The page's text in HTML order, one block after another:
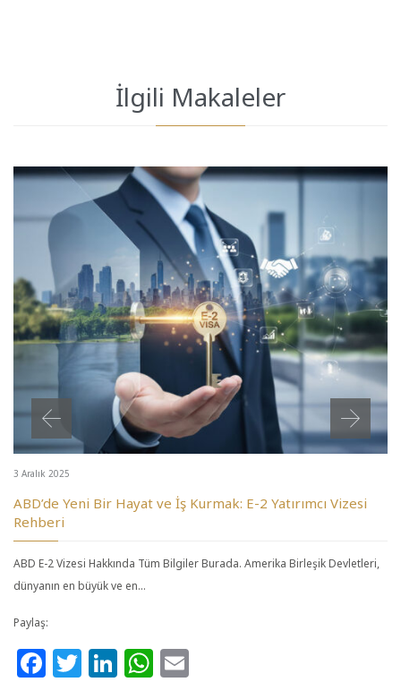
İlgili Makaleler
3 Aralık 2025
ABD’de Yeni Bir Hayat ve İş Kurmak: E-2 Yatırımcı Vizesi
Rehberi
ABD E-2 Vizesi Hakkında Tüm Bilgiler Burada. Amerika Birleşik Devletleri,
dünyanın en büyük ve en…
Paylaş:
Facebook
Twitter
LinkedIn
WhatsApp